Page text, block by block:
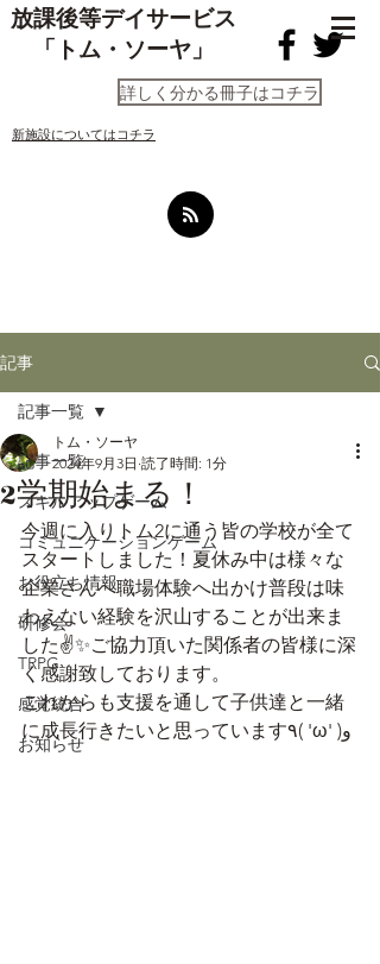
放課後等デイサービス
「トム・ソーヤ」
詳しく分かる冊子はコチラ
​新施設についてはコチラ
記事
記事一覧
スキルアップゲーム
コミュニケーションゲーム
お役立ち情報
研修会
TRPG
感覚統合
お知らせ
記事一覧
2学期始まる！
トム・ソーヤ
2024年9月3日 読了時間: 1分
今週に入りトム2に通う皆の学校が全て
スタートしました！夏休み中は様々な
企業さんへ職場体験へ出かけ普段は味
わえない経験を沢山することが出来ま
した✌✨ご協力頂いた関係者の皆様に深
く感謝致しております。
これからも支援を通して子供達と一緒
に成長行きたいと思っています٩( 'ω' )و